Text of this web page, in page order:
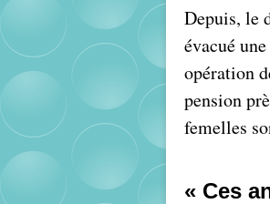
Depuis, le
évacué
opération
pension
femelles
« Ces